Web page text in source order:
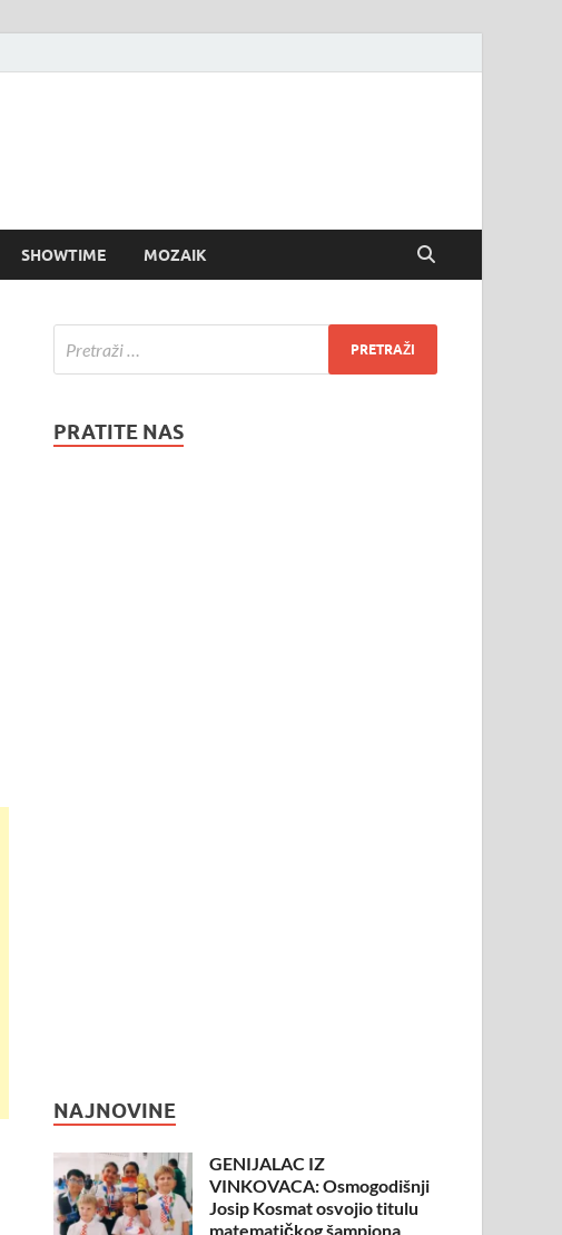
SHOWTIME MOZAIK
PRATITE NAS
NAJNOVINE
GENIJALAC IZ
VINKOVACA: Osmogodišnji
Josip Kosmat osvojio titulu
matematičkog šampiona